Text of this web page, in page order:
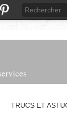
TRUCS ET